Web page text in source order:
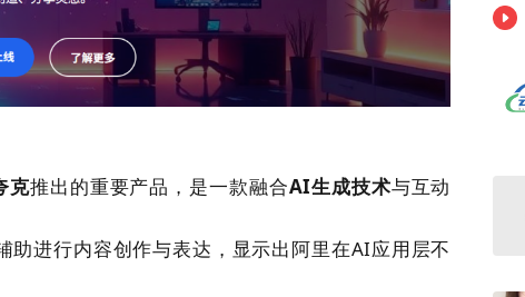
克推出的重要产品，是一款融合AI生成技术与互动
助进行内容创作与表达，显示出阿里在AI应用层不